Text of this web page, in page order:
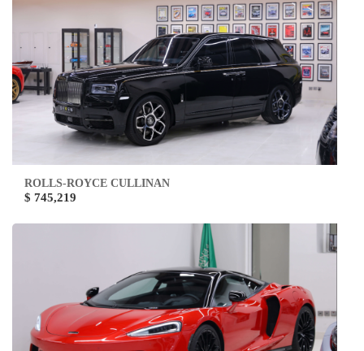
ROLLS-ROYCE CULLINAN
$ 745,219